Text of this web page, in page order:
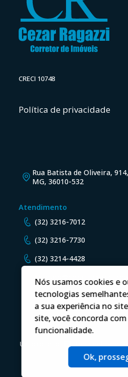
CRECI 10748
Política de privacidade
Rua Batista de Oliveira,
MG, 36010-532
Atendimento
(32) 3216-7012
(32) 3216-7730
(32) 3214-4428
Um projeto
Nós usamos cookies e
tecnologias
a sua experiência no
site, você concorda
funcionalidade.
Ok,